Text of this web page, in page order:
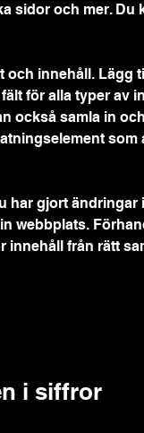
sidor och mer. Du
innehåll. Lägg
för alla typer av
också samla in
har gjort ändringar
webbplats.
innehåll från rätt
i siffror